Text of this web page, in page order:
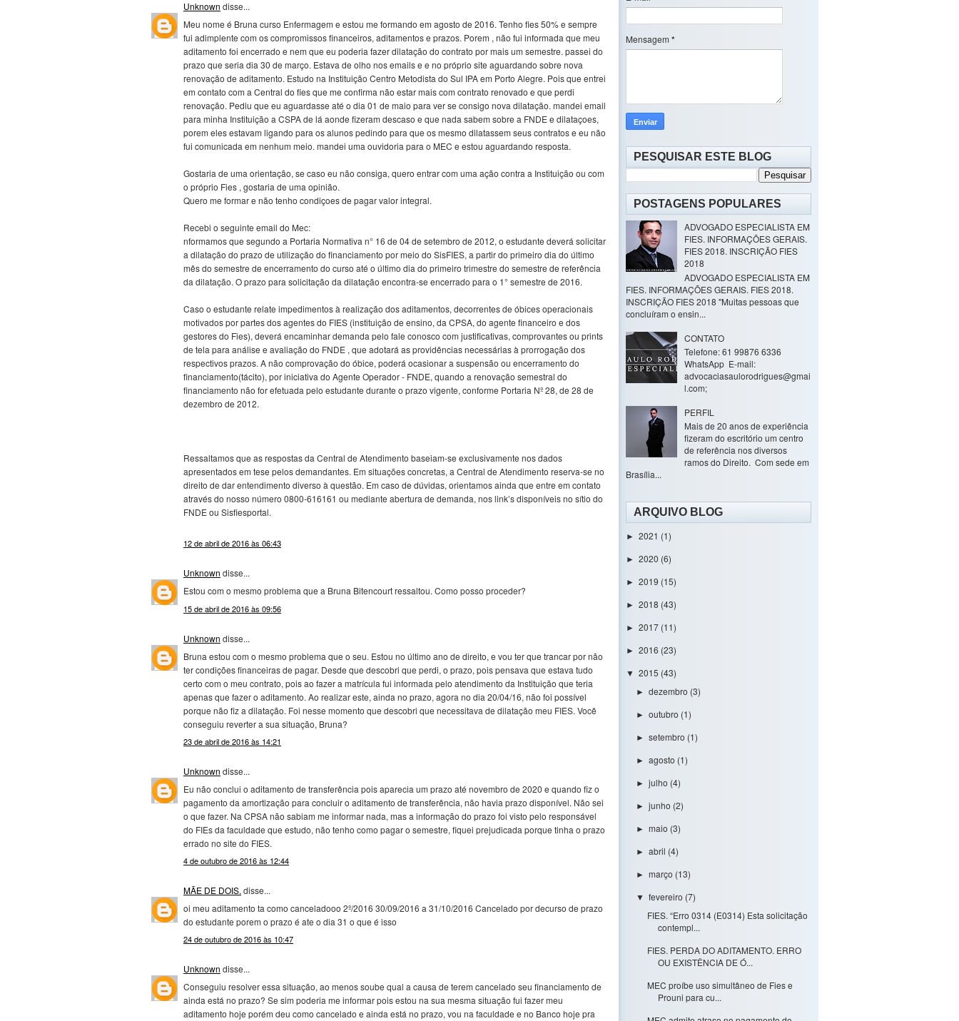
Unknown disse...
Meu nome é Bruna curso Enfermagem e estou me formando em agosto de 2016. Tenho fies 50% e sempre
fui adimplente com os compromissos financeiros, aditamentos e prazos. Porem , não fui informada que meu
aditamento foi encerrado e nem que eu poderia fazer dilatação do contrato por mais um semestre. passei do
prazo que seria dia 30 de março. Estava de olho nos emails e e no próprio site aguardando sobre nova
renovação de aditamento. Estudo na Instituição Centro Metodista do Sul IPA em Porto Alegre. Pois que entrei
em contato com a Central do fies que me confirma não estar mais com contrato renovado e que perdi
renovação. Pediu que eu aguardasse até o dia 01 de maio para ver se consigo nova dilatação. mandei email
para minha Instituição a CSPA de lá aonde fizeram descaso e que nada sabem sobre a FNDE e dilataçoes,
porem eles estavam ligando para os alunos pedindo para que os mesmo dilatassem seus contratos e eu não
fui comunicada em nenhum meio. mandei uma ouvidoria para o MEC e estou aguardando resposta.
Gostaria de uma orientação, se caso eu não consiga, quero entrar com uma ação contra a Instituição ou com
o próprio Fies , gostaria de uma opinião.
Quero me formar e não tenho condiçoes de pagar valor integral.
Recebi o seguinte email do Mec:
nformamos que segundo a Portaria Normativa n° 16 de 04 de setembro de 2012, o estudante deverá solicitar
a dilatação do prazo de utilização do financiamento por meio do SisFIES, a partir do primeiro dia do último
mês do semestre de encerramento do curso até o último dia do primeiro trimestre do semestre de referência
da dilatação. O prazo para solicitação da dilatação encontra-se encerrado para o 1° semestre de 2016.
Caso o estudante relate impedimentos à realização dos aditamentos, decorrentes de óbices operacionais
motivados por partes dos agentes do FIES (instituição de ensino, da CPSA, do agente financeiro e dos
gestores do Fies), deverá encaminhar demanda pelo fale conosco com justificativas, comprovantes ou prints
de tela para análise e avaliação do FNDE , que adotará as providências necessárias à prorrogação dos
respectivos prazos. A não comprovação do óbice, poderá ocasionar a suspensão ou encerramento do
financiamento(tácito), por iniciativa do Agente Operador - FNDE, quando a renovação semestral do
financiamento não for efetuada pelo estudante durante o prazo vigente, conforme Portaria Nº 28, de 28 de
dezembro de 2012.
Ressaltamos que as respostas da Central de Atendimento baseiam-se exclusivamente nos dados
apresentados em tese pelos demandantes. Em situações concretas, a Central de Atendimento reserva-se no
direito de dar entendimento diverso à questão. Em caso de dúvidas, orientamos ainda que entre em contato
através do nosso número 0800-616161 ou mediante abertura de demanda, nos link’s disponíveis no sítio do
FNDE ou Sisfiesportal.
12 de abril de 2016 às 06:43
Unknown disse...
Estou com o mesmo problema que a Bruna Bitencourt ressaltou. Como posso proceder?
15 de abril de 2016 às 09:56
Unknown disse...
Bruna estou com o mesmo problema que o seu. Estou no último ano de direito, e vou ter que trancar por não
ter condições financeiras de pagar. Desde que descobri que perdi, o prazo, pois pensava que estava tudo
certo com o meu contrato, pois ao fazer a matrícula fui informada pelo atendimento da Instituição que teria
apenas que fazer o aditamento. Ao realizar este, ainda no prazo, agora no dia 20/04/16, não foi possível
porque não fiz a dilatação. Foi nesse momento que descobri que necessitava de dilatação meu FIES. Você
conseguiu reverter a sua situação, Bruna?
23 de abril de 2016 às 14:21
Unknown disse...
Eu não conclui o aditamento de transferência pois aparecia um prazo até novembro de 2020 e quando fiz o
pagamento da amortização para concluir o aditamento de transferência, não havia prazo disponível. Não sei
o que fazer. Na CPSA não sabiam me informar nada, mas a informação do prazo foi visto pelo responsável
do FIEs da faculdade que estudo, não tenho como pagar o semestre, fiquei prejudicada porque tinha o prazo
errado no site do FIES.
4 de outubro de 2016 às 12:44
MÃE DE DOIS. disse...
oi meu aditamento ta como canceladooo 2º/2016 30/09/2016 a 31/10/2016 Cancelado por decurso de prazo
do estudante porem o prazo é ate o dia 31 o que é isso
24 de outubro de 2016 às 10:47
Unknown disse...
Conseguiu resolver essa situação, ao menos soube qual a causa de terem cancelado seu financiamento de
ainda está no prazo? Se sim poderia me informar pois estou na sua mesma situação fui fazer meu
aditamento hoje porém deu como cancelado e ainda está no prazo, vou na faculdade e no Banco hoje pra
Mensagem *
PESQUISAR ESTE BLOG
POSTAGENS POPULARES
ADVOGADO ESPECIALISTA EM
FIES. INFORMAÇÕES GERAIS.
FIES 2018. INSCRIÇÃO FIES
2018
ADVOGADO ESPECIALISTA EM
FIES. INFORMAÇÕES GERAIS. FIES 2018.
INSCRIÇÃO FIES 2018 "Muitas pessoas que
concluíram o ensin...
CONTATO
Telefone: 61 99876 6336
WhatsApp E-mail:
advocaciasaulorodrigues@gmai
l.com;
PERFIL
Mais de 20 anos de experiência
fizeram do escritório um centro
de referência nos diversos
ramos do Direito. Com sede em
Brasília...
ARQUIVO BLOG
► 2021 (1)
► 2020 (6)
► 2019 (15)
► 2018 (43)
► 2017 (11)
► 2016 (23)
▼ 2015 (43)
►dezembro (3)
►outubro (1)
►setembro (1)
►agosto (1)
►julho (4)
►junho (2)
►maio (3)
►abril (4)
►março (13)
▼fevereiro (7)
FIES. “Erro 0314 (E0314) Esta solicitação
contempl...
FIES. PERDA DO ADITAMENTO. ERRO
OU EXISTÊNCIA DE Ó...
MEC proíbe uso simultâneo de Fies e
Prouni para cu...